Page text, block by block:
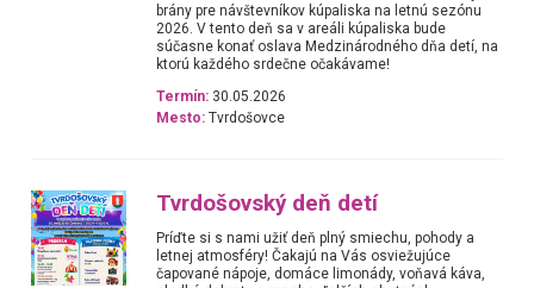
brány pre návštevníkov kúpaliska na letnú sezónu
2026. V tento deň sa v areáli kúpaliska bude
súčasne konať oslava Medzinárodného dňa detí, na
ktorú každého srdečne očakávame!
Termín: 30.05.2026
Mesto: Tvrdošovce
Tvrdošovský deň detí
Príďte si s nami užiť deň plný smiechu, pohody a
letnej atmosféry! Čakajú na Vás osviežujúce
čapované nápoje, domáce limonády, voňavá káva,